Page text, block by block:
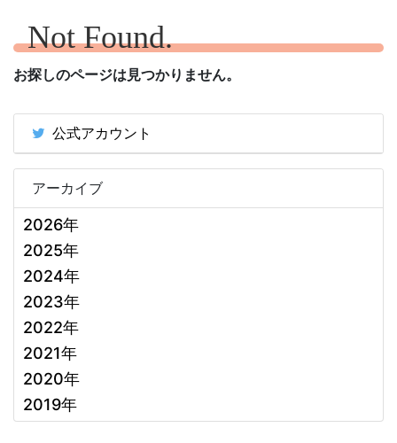
Not Found.
お探しのページは見つかりません。
公式アカウント
アーカイブ
2026年
2025年
2024年
2023年
2022年
2021年
2020年
2019年